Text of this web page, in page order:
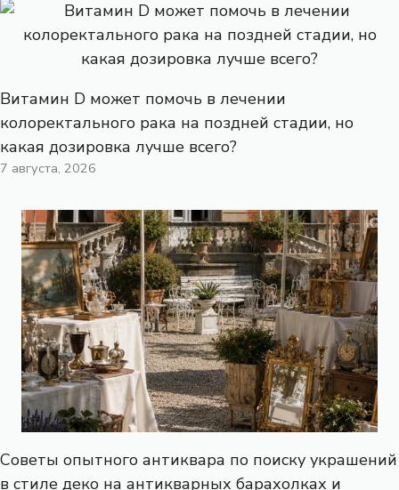
Витамин D может помочь в лечении
колоректального рака на поздней стадии, но
какая дозировка лучше всего?
7 августа, 2026
Советы опытного антиквара по поиску украшений
в стиле деко на антикварных барахолках и